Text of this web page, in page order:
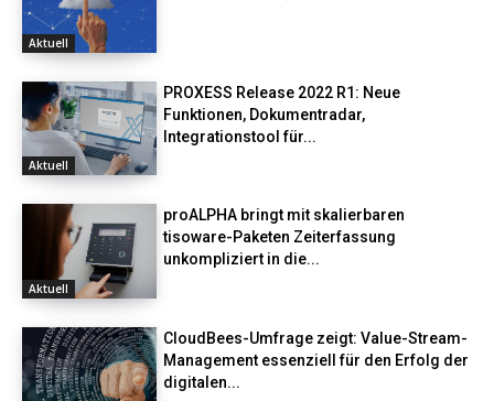
Aktuell
Aktuell
PROXESS Release 2022 R1: Neue
Funktionen, Dokumentradar,
Integrationstool für...
Aktuell
proALPHA bringt mit skalierbaren
tisoware-Paketen Zeiterfassung
unkompliziert in die...
CloudBees-Umfrage zeigt: Value-Stream-
Management essenziell für den Erfolg der
digitalen...